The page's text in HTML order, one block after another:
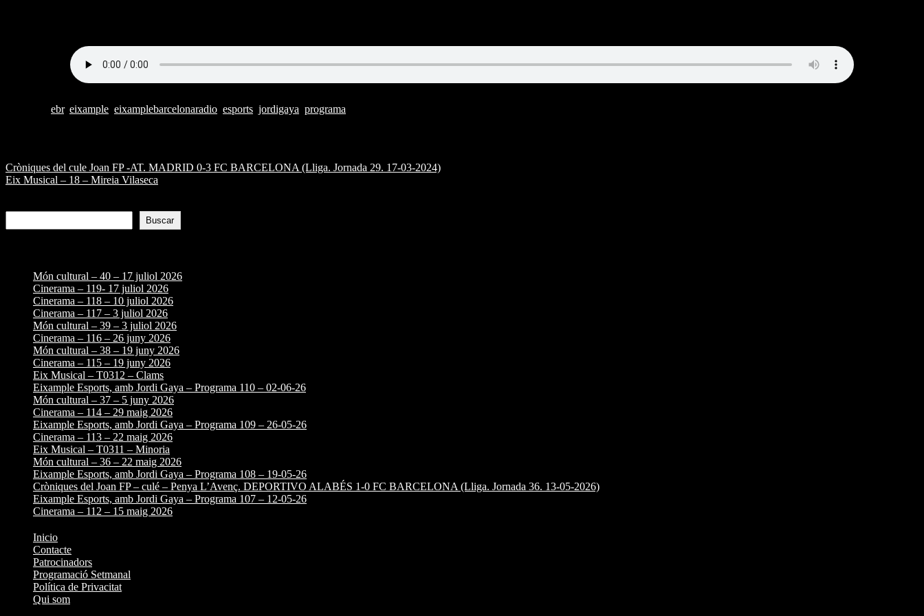
ebr, eixample eixamplebarcelonaradio esports jordigaya programa
Cròniques del cule Joan FP -AT. MADRID 0-3 FC BARCELONA (Lliga. Jornada 29. 17-03-2024)
Eix Musical – 18 – Mireia Vilaseca
Buscar
Món cultural – 40 – 17 juliol 2026
Cinerama – 119- 17 juliol 2026
Cinerama – 118 – 10 juliol 2026
Cinerama – 117 – 3 juliol 2026
Món cultural – 39 – 3 juliol 2026
Cinerama – 116 – 26 juny 2026
Món cultural – 38 – 19 juny 2026
Cinerama – 115 – 19 juny 2026
Eix Musical – T0312 – Clams
Eixample Esports, amb Jordi Gaya – Programa 110 – 02-06-26
Món cultural – 37 – 5 juny 2026
Cinerama – 114 – 29 maig 2026
Eixample Esports, amb Jordi Gaya – Programa 109 – 26-05-26
Cinerama – 113 – 22 maig 2026
Eix Musical – T0311 – Minoria
Món cultural – 36 – 22 maig 2026
Eixample Esports, amb Jordi Gaya – Programa 108 – 19-05-26
Cròniques del Joan FP – culé – Penya L’Avenç. DEPORTIVO ALABÉS 1-0 FC BARCELONA (Lliga. Jornada 36. 13-05-2026)
Eixample Esports, amb Jordi Gaya – Programa 107 – 12-05-26
Cinerama – 112 – 15 maig 2026
Inicio
Contacte
Patrocinadors
Programació Setmanal
Política de Privacitat
Qui som